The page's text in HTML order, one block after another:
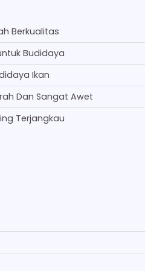
Berkualitas
Budidaya
Ikan
Dan Sangat Awet
Terjangkau